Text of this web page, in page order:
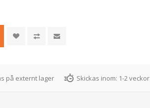
på externt lager Skickas inom: 1-2 veckor